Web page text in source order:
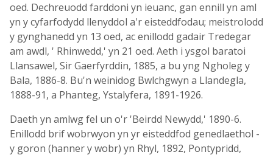
oed. Dechreuodd farddoni yn ieuanc, gan ennill yn aml
yn y cyfarfodydd llenyddol a'r eisteddfodau; meistrolodd
y gynghanedd yn 13 oed, ac enillodd gadair Tredegar
am awdl, ' Rhinwedd,' yn 21 oed. Aeth i ysgol baratoi
Llansawel, Sir Gaerfyrddin, 1885, a bu yng Ngholeg y
Bala, 1886-8. Bu'n weinidog Bwlchgwyn a Llandegla,
1888-91, a Phanteg, Ystalyfera, 1891-1926.
Daeth yn amlwg fel un o'r 'Beirdd Newydd,' 1890-6.
Enillodd brif wobrwyon yn yr eisteddfod genedlaethol -
y goron (hanner y wobr) yn Rhyl, 1892, Pontypridd,